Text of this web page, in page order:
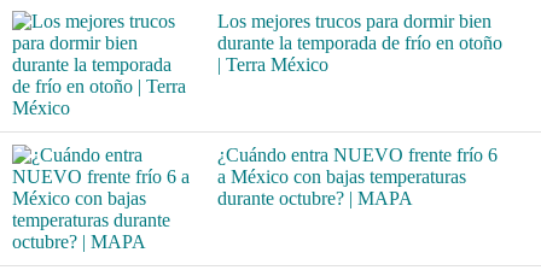
Los mejores trucos para dormir bien
durante la temporada de frío en otoño
| Terra México
¿Cuándo entra NUEVO frente frío 6
a México con bajas temperaturas
durante octubre? | MAPA